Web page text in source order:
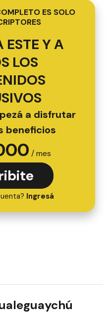
ES SOLO
ESTE Y A
LOS
a disfrutar
beneficios
/ mes
Ingresá